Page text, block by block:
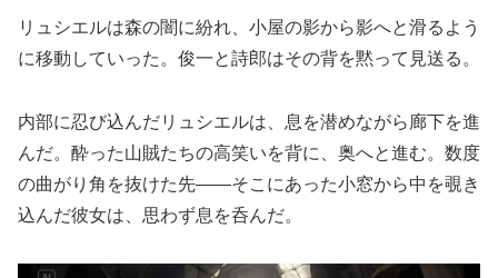
リュシエルは森の闇に紛れ、小屋の影から影へと滑るよう
に移動していった。俊一と詩郎はその背を黙って見送る。
内部に忍び込んだリュシエルは、息を潜めながら廊下を進
んだ。酔った山賊たちの高笑いを背に、奥へと進む。数度
の曲がり角を抜けた先――そこにあった小窓から中を覗き
込んだ彼女は、思わず息を呑んだ。